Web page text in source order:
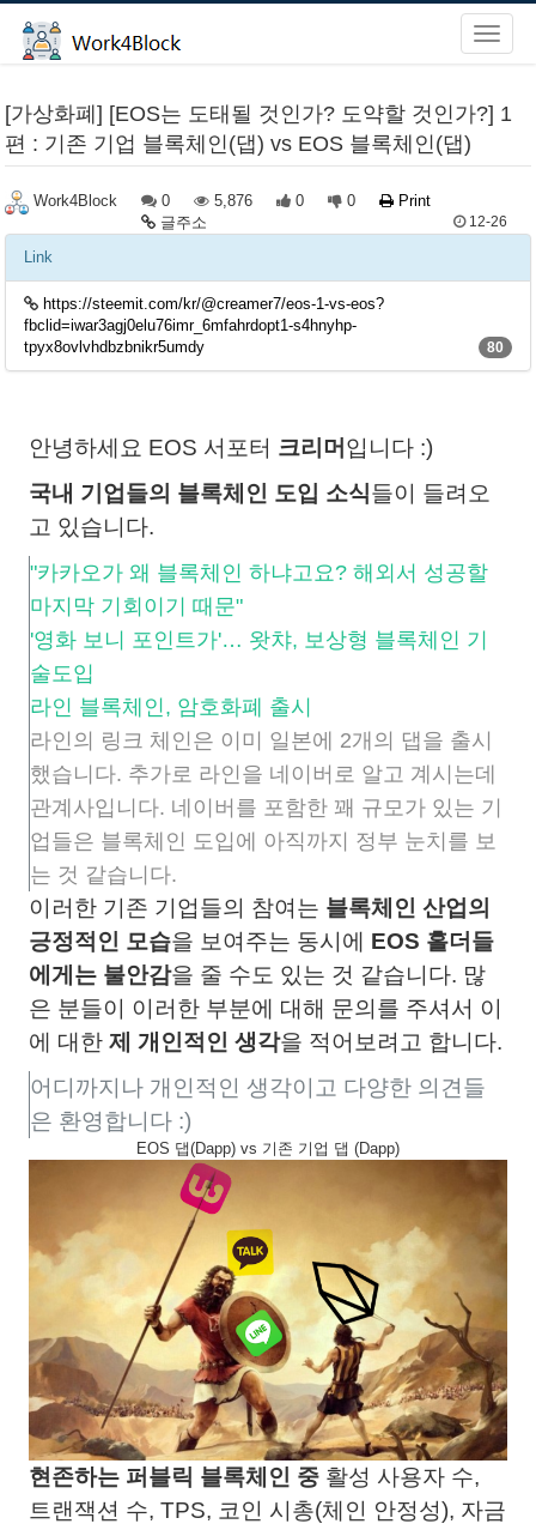
[가상화폐] [EOS는 도태될 것인가? 도약할 것인가?] 1
편 : 기존 기업 블록체인(댑) vs EOS 블록체인(댑)
Work4Block 0 5,876 0 0
Print
글주소
12-26
Link
https://steemit.com/kr/@creamer7/eos-1-vs-eos?
fbclid=iwar3agj0elu76imr_6mfahrdopt1-s4hnyhp-
tpyx8ovlvhdbzbnikr5umdy
80
안녕하세요 EOS 서포터 크리머 입니다 :)
국내 기업들의 블록체인 도입 소식들이 들려오
고 있습니다.
"카카오가 왜 블록체인 하냐고요? 해외서 성공할
마지막 기회이기 때문"
'영화 보니 포인트가'… 왓챠, 보상형 블록체인 기
술도입
라인 블록체인, 암호화폐 출시
라인의 링크 체인은 이미 일본에 2개의 댑을 출시
했습니다. 추가로 라인을 네이버로 알고 계시는데
관계사입니다. 네이버를 포함한 꽤 규모가 있는 기
업들은 블록체인 도입에 아직까지 정부 눈치를 보
는 것 같습니다.
이러한 기존 기업들의 참여는 블록체인 산업의
긍정적인 모습을 보여주는 동시에 EOS 홀더들
에게는 불안감을 줄 수도 있는 것 같습니다. 많
은 분들이 이러한 부분에 대해 문의를 주셔서 이
에 대한제 개인적인 생각을 적어보려고 합니다.
어디까지나 개인적인 생각이고 다양한 의견들
은 환영합니다 :)
EOS 댑(Dapp) vs 기존 기업 댑 (Dapp)
현존하는 퍼블릭 블록체인 중 활성 사용자 수,
트랜잭션 수, TPS, 코인 시총(체인 안정성), 자금